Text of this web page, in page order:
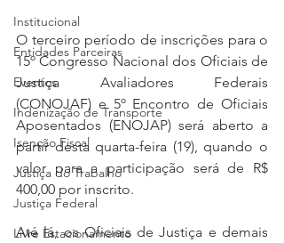
Institucional
Entidades Parceiras
Eventos
Indenização de Transporte
Isenção Fiscal
Justiça do Trabalho
Justiça Federal
Livre Estacionamento
O terceiro período de inscrições para o
15º Congresso Nacional dos Oficiais de
Justiça Avaliadores Federais
(CONOJAF) e 5º Encontro de Oficiais
Aposentados (ENOJAP) será aberto a
partir desta quarta-feira (19), quando o
valor para a participação será de R$
400,00 por inscrito.
Até lá, os Oficiais de Justiça e demais